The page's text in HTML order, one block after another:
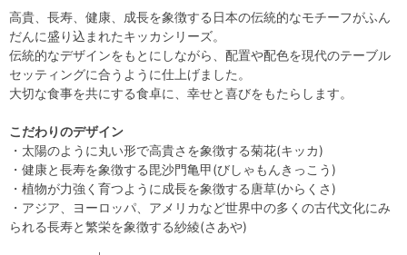
高貴、長寿、健康、成長を象徴する日本の伝統的なモチーフがふん
だんに盛り込まれたキッカシリーズ。
伝統的なデザインをもとにしながら、配置や配色を現代のテーブル
セッティングに合うように仕上げました。
大切な食事を共にする食卓に、幸せと喜びをもたらします。
こだわりのデザイン
・太陽のように丸い形で高貴さを象徴する菊花(キッカ)
・健康と長寿を象徴する毘沙門亀甲(びしゃもんきっこう)
・植物が力強く育つように成長を象徴する唐草(からくさ)
・アジア、ヨーロッパ、アメリカなど世界中の多くの古代文化にみ
られる長寿と繁栄を象徴する紗綾(さあや)